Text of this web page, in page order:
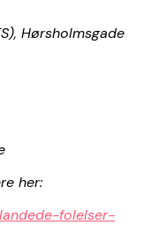
Hørsholmsgade
her:
folelser-